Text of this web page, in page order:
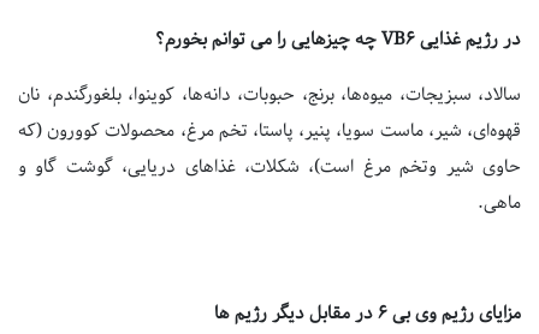
در رژیم غذایی VB6 چه چیزهایی را می توانم بخورم؟
سالاد، سبزیجات، میوه‌ها، برنج، حبوبات، دانه‌ها، کوینوا، بلغورگندم، نان
قهوه‌ای، شیر، ماست سویا، پنیر، پاستا، تخم مرغ، محصولات کوورون (که
حاوی شیر وتخم مرغ است)، شکلات، غذاهای دریایی، گوشت گاو و
ماهی.
مزایای رژیم وی بی 6 در مقابل دیگر رژیم ها